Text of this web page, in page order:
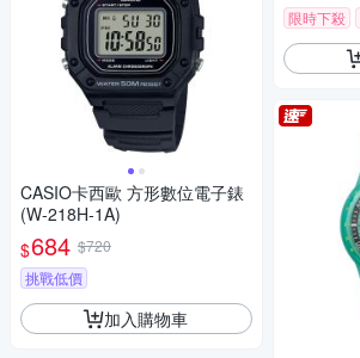
CASIO卡西歐 方形數位電子錶
(W-218H-1A)
$684 $720
挑戰低價
加入購物車
限時下殺